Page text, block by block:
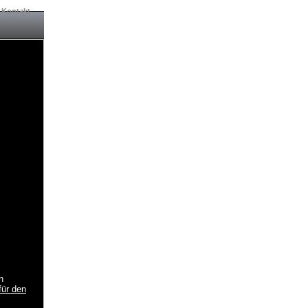
den
Kontakt